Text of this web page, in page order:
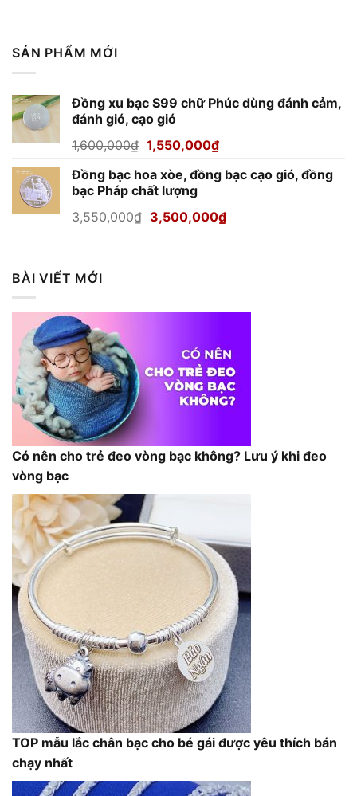
SẢN PHẨM MỚI
Đồng xu bạc S99 chữ Phúc dùng đánh cảm,
đánh gió, cạo gió
1,600,000₫ Giá
là:
1,600,000₫.
1,550,000₫Giá
tại
1,550,000₫.
Đồng bạc hoa xòe, đồng bạc cạo gió, đồng
bạc Pháp chất lượng
3,550,000₫ Giá
3,500,000₫Giá
BÀI VIẾT MỚI
Có nên cho trẻ đeo vòng bạc không? Lưu ý khi đeo
vòng bạc
TOP mẫu lắc chân bạc cho bé gái được yêu thích bán
chạy nhất